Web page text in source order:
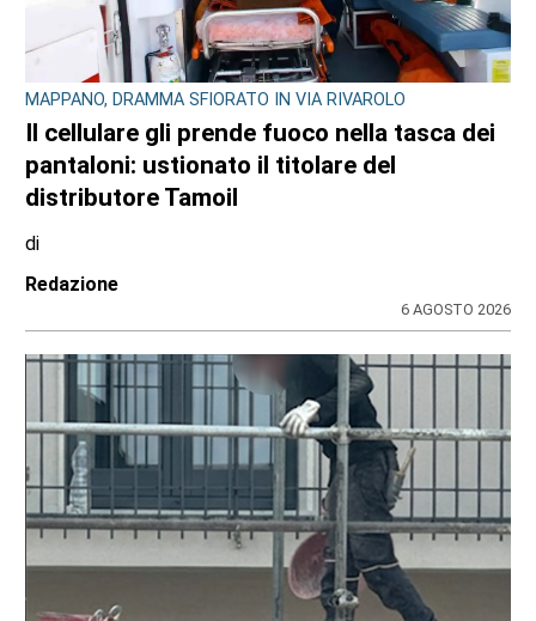
MAPPANO, DRAMMA SFIORATO IN VIA RIVAROLO
Il cellulare gli prende fuoco nella tasca dei
pantaloni: ustionato il titolare del
distributore Tamoil
di
Redazione
6 AGOSTO 2026